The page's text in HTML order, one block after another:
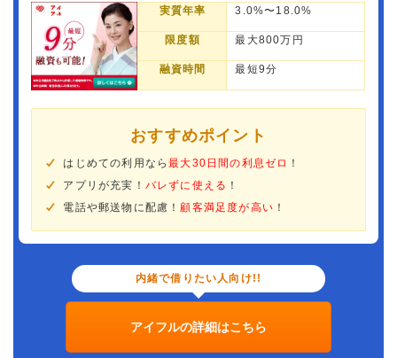
実質年率 3.0%〜18.0%
限度額 最大800万円
融資時間 最短9分
おすすめポイント
はじめての利用なら最大30日間の利息ゼロ ！
アプリが充実！ バレずに使える ！
電話や郵送物に配慮！ 顧客満足度が高い ！
内緒で借りたい人向け!!
アイフルの詳細はこちら